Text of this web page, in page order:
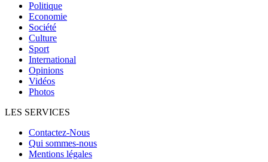
Politique
Economie
Société
Culture
Sport
International
Opinions
Vidéos
Photos
LES SERVICES
Contactez-Nous
Qui sommes-nous
Mentions légales